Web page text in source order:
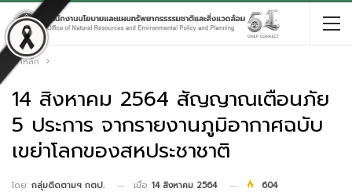
หน้าหลัก
14 สิงหาคม 2564 สัญญาณเตือนภัย
5 ประการ จากรายงานภูมิอากาศฉบับ
เขย่าโลกของสหประชาชาติ
โดย กลุ่มติดตามฯ กตป. เมื่อ 14 สิงหาคม 2564 604